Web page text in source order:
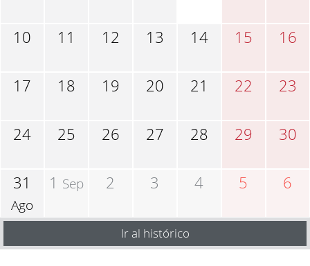
10 11 12 13 14 15 16
17 18 19 20 21 22 23
24 25 26 27 28 29 30
31
Ago
1 Sep 2 3 4 5 6
Ir al histórico